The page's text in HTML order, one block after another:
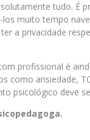
tudo. É
los muito tempo
a privacidade
profissional é
como ansiedade,
psicológico deve